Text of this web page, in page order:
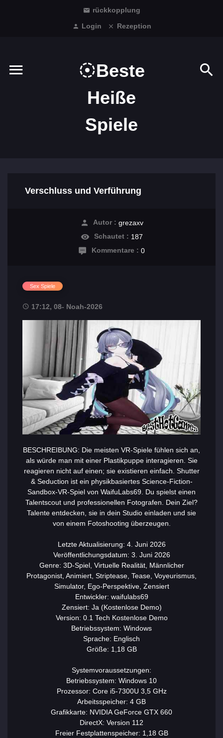
rückkopplung
Login
Rezeption
Beste
Heiße
Spiele
Verschluss und Verführung
Autor : grezaxv
Schautet : 187
Kommentare : 0
Sex Spiele
17:12, 08- Noah-2026
BESCHREIBUNG: Die meisten VR-Spiele fühlen sich an,
als würde man mit einer Plastikpuppe interagieren. Sie
reagieren nicht auf einen; sie existieren einfach. Shutter
& Seduction ist ein physikbasiertes Science-Fiction-
Sandbox-VR-Spiel von WaifuLabs69. Du spielst einen
Talentscout und professionellen Fotografen. Dein Ziel?
Talente entdecken, sie in dein Studio einladen und sie
von einem Fotoshooting überzeugen.
Letzte Aktualisierung: 4. Juni 2026
Veröffentlichungsdatum: 3. Juni 2026
Genre: 3D-Spiel, Virtuelle Realität, Männlicher
Protagonist, Animiert, Striptease, Tease, Voyeurismus,
Simulator, Ego-Perspektive, Zensiert
Entwickler: waifulabs69
Zensiert: Ja (Kostenlose Demo)
Version: 0.1 Tech Kostenlose Demo
Betriebssystem: Windows
Sprache: Englisch
Größe: 1,18 GB
Systemvoraussetzungen:
Betriebssystem: Windows 10
Prozessor: Core i5-7300U 3,5 GHz
Arbeitsspeicher: 4 GB
Grafikkarte: NVIDIA GeForce GTX 660
DirectX: Version 112
Freier Festplattenspeicher: 1,18 GB